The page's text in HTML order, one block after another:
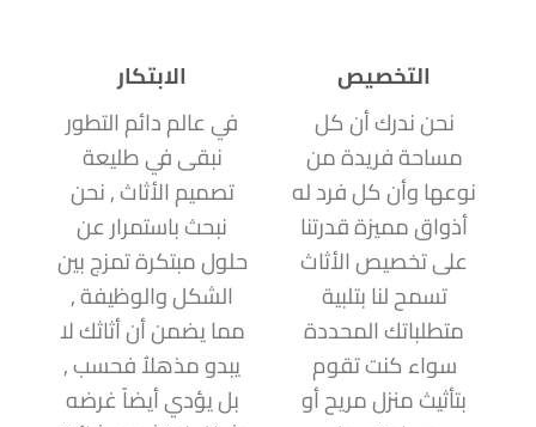
التخصيص
نحن ندرك أن كل
مساحة فريدة من
نوعها وأن كل فرد له
أذواق مميزة قدرتنا
على تخصيص الأثاث
تسمح لنا بتلبية
متطلباتك المحددة
سواء كنت تقوم
بتأثيث منزل مريح أو
الابتكار
في عالم دائم التطور
نبقى في طليعة
تصميم الأثاث , نحن
نبحث باستمرار عن
حلول مبتكرة تمزج بين
الشكل والوظيفة ,
مما يضمن أن أثاثك لا
يبدو مذهلاُ فحسب ,
بل يؤدي أيضاً غرضه